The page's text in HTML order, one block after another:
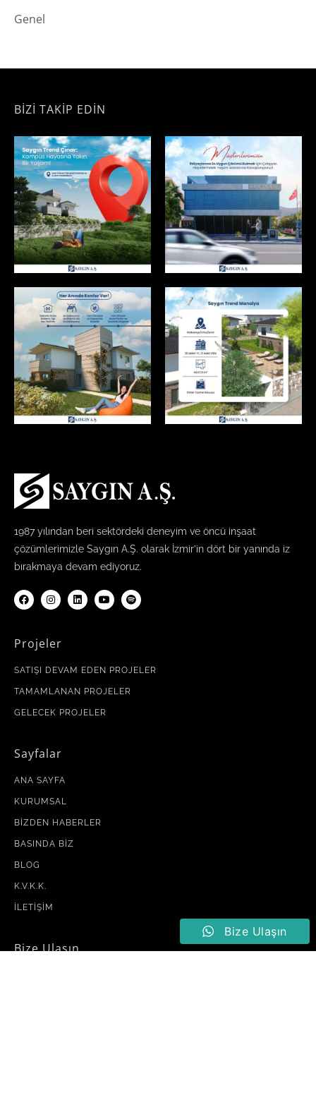
Genel
BİZİ TAKİP EDİN
1987 yılından beri sektördeki deneyim ve öncü inşaat
çözümlerimizle Saygın A.Ş. olarak İzmir’in dört bir yanında iz
bırakmaya devam ediyoruz.
Projeler
SATIŞI DEVAM EDEN PROJELER
TAMAMLANAN PROJELER
GELECEK PROJELER
Sayfalar
ANA SAYFA
KURUMSAL
BIZDEN HABERLER
BASINDA BIZ
BLOG
K.V.K.K.
İLETIŞIM
Bize Ulaşın
Bize Ulaşın